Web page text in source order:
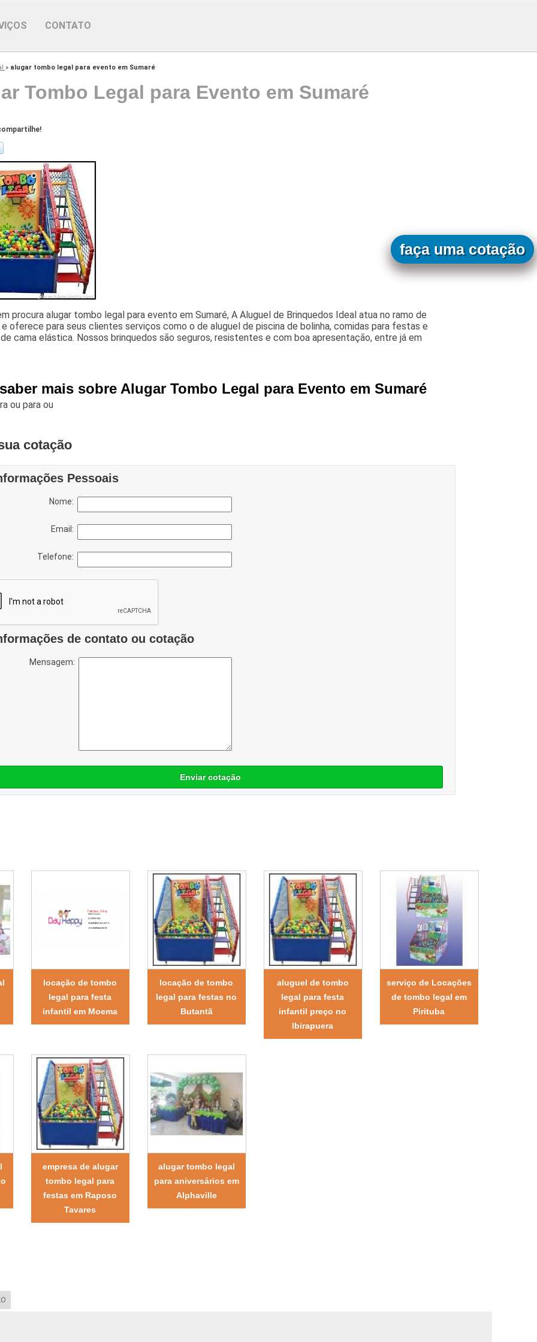
CONTATO
» alugar tombo legal para evento em Sumaré
Tombo Legal para Evento em Sumaré
procura alugar tombo legal para evento em Sumaré, A Aluguel de Brinquedos Ideal atua no ramo de
oferece para seus clientes serviços como o de aluguel de piscina de bolinha, comidas para festas e
cama elástica. Nossos brinquedos são seguros, resistentes e com boa apresentação, entre já em
mais sobre Alugar Tombo Legal para Evento em Sumaré
ou paraou
faça uma cotação
cotação
Pessoais
Nome:
Email:
Telefone:
de contato ou cotação
Mensagem:
Enviar cotação
locação de tombo
legal para festa
infantil em Moema
locação de tombo
legal para festas no
Butantã
aluguel de tombo
legal para festa
infantil preço no
Ibirapuera
serviço de Locações
de tombo legal em
Pirituba
empresa de alugar
tombo legal para
festas em Raposo
Tavares
alugar tombo legal
para aniversários em
Alphaville